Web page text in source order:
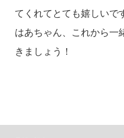
てくれてとても嬉しいで
はあちゃん、これから一
きましょう！